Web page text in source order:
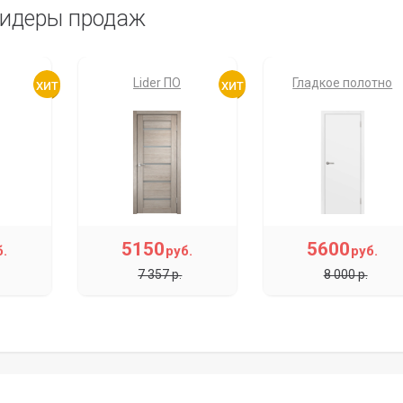
продаж
Lider ПО
5150руб.
7 357 р.
Гладкое полотно
5600руб.
8 000 р.